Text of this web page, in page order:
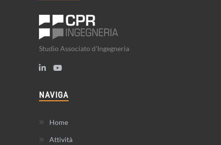
Studio Associato d'Ingegneria
NAVIGA
Home
Attività